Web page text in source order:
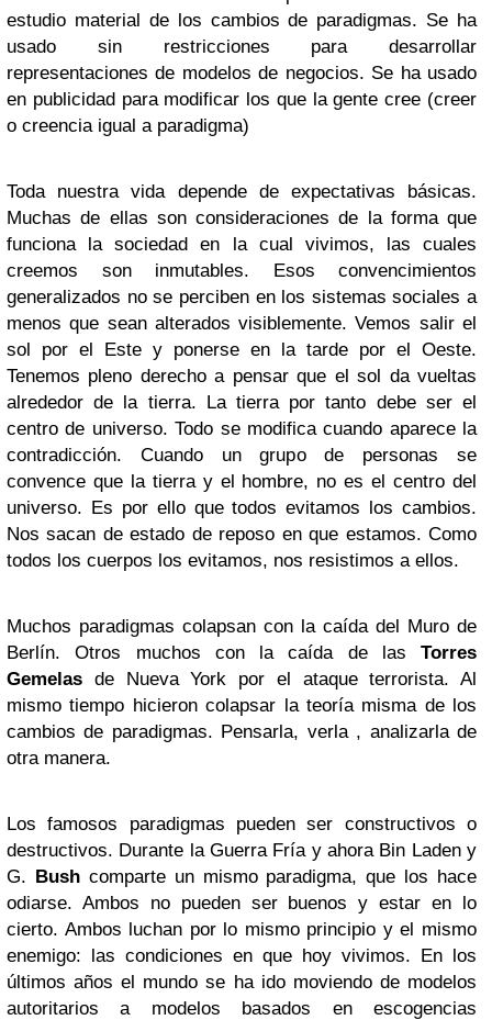
estudio material de los cambios de paradigmas. Se ha
usado sin restricciones para desarrollar
representaciones de modelos de negocios. Se ha usado
en publicidad para modificar los que la gente cree (creer
o creencia igual a paradigma)
Toda nuestra vida depende de expectativas básicas.
Muchas de ellas son consideraciones de la forma que
funciona la sociedad en la cual vivimos, las cuales
creemos son inmutables. Esos convencimientos
generalizados no se perciben en los sistemas sociales a
menos que sean alterados visiblemente. Vemos salir el
sol por el Este y ponerse en la tarde por el Oeste.
Tenemos pleno derecho a pensar que el sol da vueltas
alrededor de la tierra. La tierra por tanto debe ser el
centro de universo. Todo se modifica cuando aparece la
contradicción. Cuando un grupo de personas se
convence que la tierra y el hombre, no es el centro del
universo. Es por ello que todos evitamos los cambios.
Nos sacan de estado de reposo en que estamos. Como
todos los cuerpos los evitamos, nos resistimos a ellos.
Muchos paradigmas colapsan con la caída del Muro de
Berlín. Otros muchos con la caída de las Torres
Gemelas de Nueva York por el ataque terrorista. Al
mismo tiempo hicieron colapsar la teoría misma de los
cambios de paradigmas. Pensarla, verla , analizarla de
otra manera.
Los famosos paradigmas pueden ser constructivos o
destructivos. Durante la Guerra Fría y ahora Bin Laden y
G. Bushcomparte un mismo paradigma, que los hace
odiarse. Ambos no pueden ser buenos y estar en lo
cierto. Ambos luchan por lo mismo principio y el mismo
enemigo: las condiciones en que hoy vivimos. En los
últimos años el mundo se ha ido moviendo de modelos
autoritarios a modelos basados en escogencias